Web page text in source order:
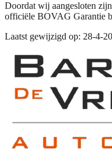
Doordat wij aangesloten
officiële BOVAG Garantie
Laatst gewijzigd op: 28-4-